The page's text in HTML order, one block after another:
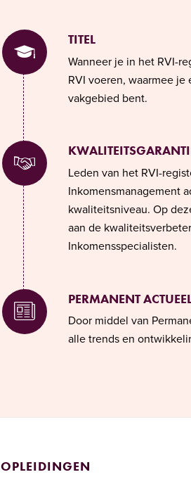
TITEL
Wanneer je in het RVI-
RVI voeren, waarmee
vakgebied bent.
Leden van het RVI-
Inkomensmanagement
kwaliteitsniveau. Op
aan de
Inkomensspecialisten.
PERMANENT
Door middel van
alle trends en
OPLEIDINGEN